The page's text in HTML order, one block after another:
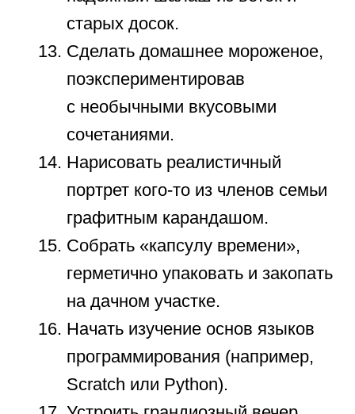
и детально нарисовать
фамильный герб с девизом на
латыни.
популярную энциклопедию
об устройстве космоса или
ритмичный видеоролик
из самых ярких фрагментов
Научиться ровно стоять на руках
или делать технически сложное
Провести слепую дегустацию
продуктов, безошибочно
угадывая вкусы с завязанными
Выучить наизусть и с
выражением прочитать на
камеру красивое длинное